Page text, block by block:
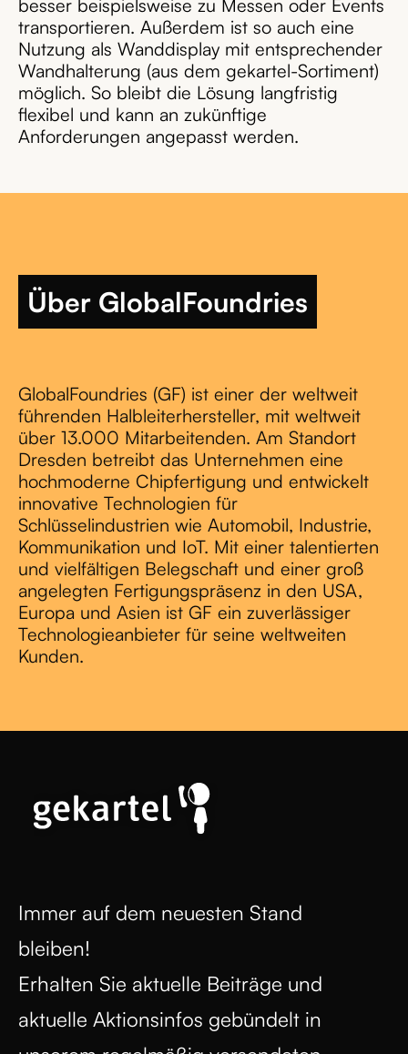
besser beispielsweise zu Messen oder Events
transportieren. Außerdem ist so auch eine
Nutzung als Wanddisplay mit entsprechender
Wandhalterung (aus dem gekartel-Sortiment)
möglich. So bleibt die Lösung langfristig
flexibel und kann an zukünftige
Anforderungen angepasst werden.
Über GlobalFoundries
GlobalFoundries (GF) ist einer der weltweit
führenden Halbleiterhersteller, mit weltweit
über 13.000 Mitarbeitenden. Am Standort
Dresden betreibt das Unternehmen eine
hochmoderne Chipfertigung und entwickelt
innovative Technologien für
Schlüsselindustrien wie Automobil, Industrie,
Kommunikation und IoT. Mit einer talentierten
und vielfältigen Belegschaft und einer groß
angelegten Fertigungspräsenz in den USA,
Europa und Asien ist GF ein zuverlässiger
Technologieanbieter für seine weltweiten
Kunden.
Immer auf dem neuesten Stand
bleiben!
Erhalten Sie aktuelle Beiträge und
aktuelle Aktionsinfos gebündelt in